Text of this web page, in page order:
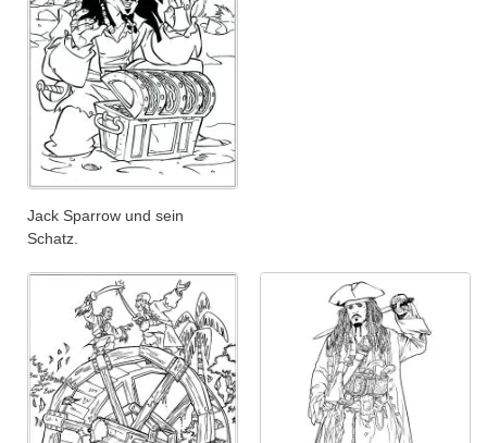
Jack Sparrow und sein
Schatz.